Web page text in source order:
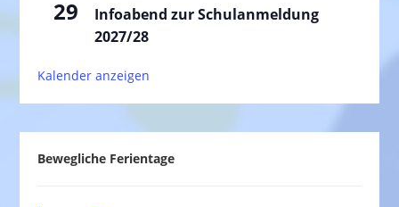
29
Infoabend zur Schulanmeldung
2027/28
Kalender anzeigen
Bewegliche Ferientage